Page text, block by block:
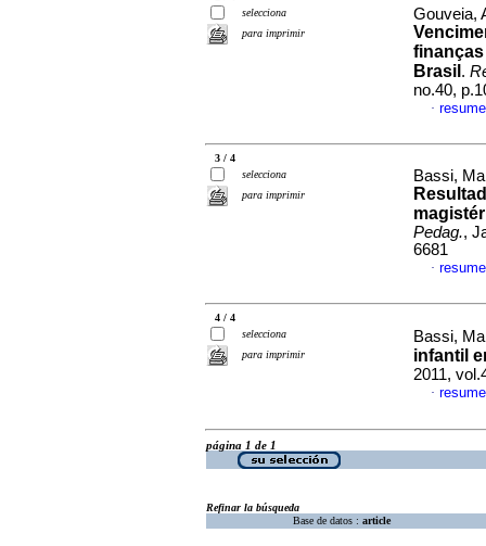
selecciona
para imprimir
Gouveia,
finanças
Brasil .
no.40,
·
3 / 4
selecciona
para imprimir
Bassi,
Pedag.,
6681
·
4 / 4
selecciona
para imprimir
Bassi,
infantil
2011,
·
página 1 de 1
Refinar la búsqueda
Base de datos : article